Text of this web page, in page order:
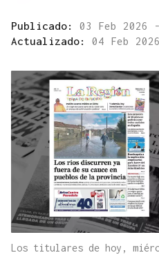
Publicado: 03 Feb 2026
Actualizado: 04 Feb
Los titulares de hoy,